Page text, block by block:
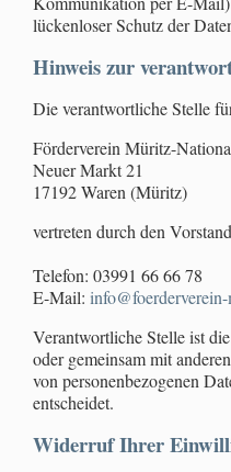
lückenloser Schutz der
Hinweis zur
Die verantwortliche Stelle
Förderverein Müritz-
Neuer Markt 21
17192 Waren (Müritz)
vertreten durch den
Telefon: 03991 66 66 78
E-Mail:
Verantwortliche Stelle ist
oder gemeinsam mit
von personenbezogenen
entscheidet.
Widerruf Ihrer